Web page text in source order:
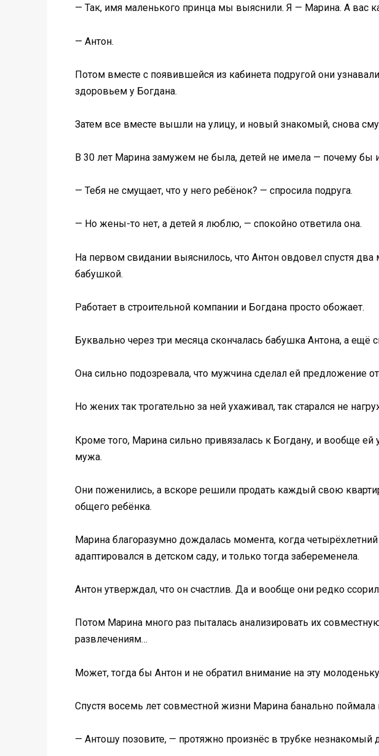
— Так, имя маленького принца мы выяснили. Я — Марина. А вас
— Антон.
Потом вместе с появившейся из кабинета подругой они
здоровьем у Богдана.
Затем все вместе вышли на улицу, и новый знакомый, снова
В 30 лет Марина замужем не была, детей не имела — почему бы
— Тебя не смущает, что у него ребёнок? — спросила подруга.
— Но жены-то нет, а детей я люблю, — спокойно ответила она.
На первом свидании выяснилось, что Антон овдовел спустя
бабушкой.
Работает в строительной компании и Богдана просто обожает.
Буквально через три месяца скончалась бабушка Антона, а ещё
Она сильно подозревала, что мужчина сделал ей предложение
Но жених так трогательно за ней ухаживал, так старался не
Кроме того, Марина сильно привязалась к Богдану, и вообще
мужа.
Они поженились, а вскоре решили продать каждый свою
общего ребёнка.
Марина благоразумно дождалась момента, когда
адаптировался в детском саду, и только тогда забеременела.
Антон утверждал, что он счастлив. Да и вообще они редко
Потом Марина много раз пыталась анализировать их
развлечениям…
Может, тогда бы Антон и не обратил внимание на эту
Спустя восемь лет совместной жизни Марина банально
— Антошу позовите, — протяжно произнёс в трубке незнакомый